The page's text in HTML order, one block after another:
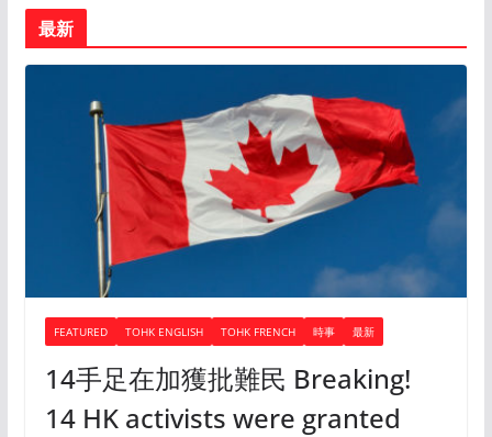
最新
FEATURED TOHK ENGLISH TOHK FRENCH 時事 最新
14手足在加獲批難民 Breaking!
14 HK activists were granted